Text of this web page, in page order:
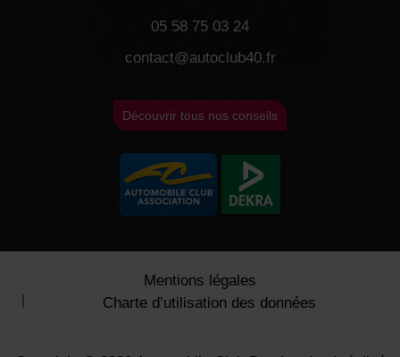
05 58 75 03 24
contact@autoclub40.fr
Découvrir tous nos conseils
Mentions légales
Charte d’utilisation des données